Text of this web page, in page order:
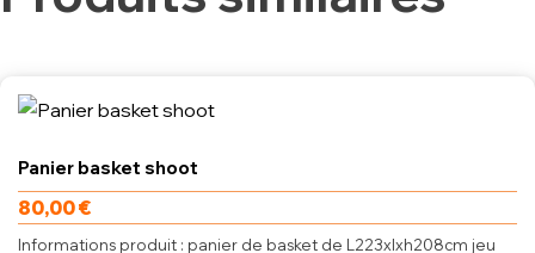
Panier basket shoot
80,00€
Informations produit : panier de basket de L223xlxh208cm jeu